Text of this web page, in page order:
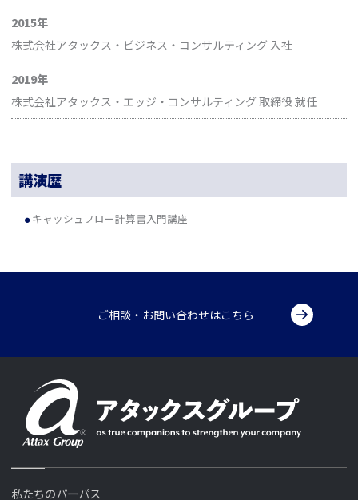
2015年
株式会社アタックス・ビジネス・コンサルティング 入社
2019年
株式会社アタックス・エッジ・コンサルティング 取締役 就任
講演歴
キャッシュフロー計算書入門講座
ご相談・お問い合わせはこちら
私たちのパーパス